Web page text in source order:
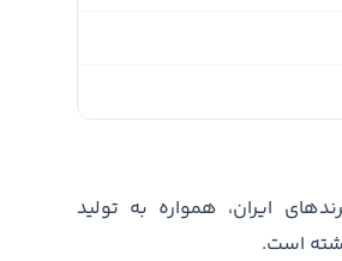
ایران، همواره به تولید
است.